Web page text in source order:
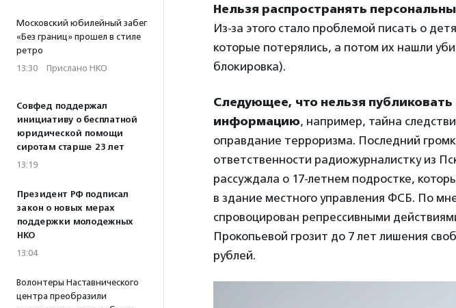
Московский юбилейный забег
«Без границ» прошел в стиле
ретро
13:30 · Прислано НКО
Совфед поддержал
инициативу о бесплатной
юридической помощи
сиротам старше 23 лет
13:19
Президент РФ подписал
закон о новых мерах
поддержки молодежных
НКО
13:04
Волонтеры Наставнического
центра преобразили
Нельзя распространять
Из-за этого стало проблемой писать о
которые потерялись, а потом их нашли
блокировка).
Следующее, что нельзя
информацию, например, тайна
оправдание терроризма. Последний
ответственности радиожурналистку из
рассуждала о 17-летнем подростке,
в здание местного управления ФСБ. По
спровоцирован репрессивными
Прокопьевой грозит до 7 лет лишения
рублей.